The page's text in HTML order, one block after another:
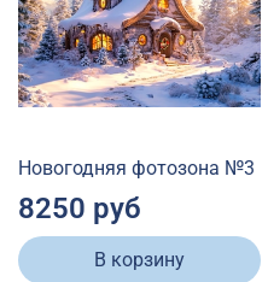
Новогодняя фотозона №3
8250 руб
В корзину